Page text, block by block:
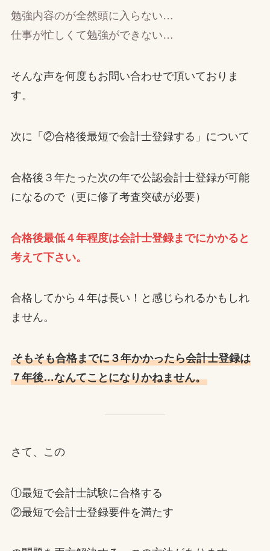
勉強内容のが全然頭に入らない…
仕事が忙しくて勉強ができない…
そんな声を何度もお問い合わせで頂いておりま
す。
次に「②合格後最短で会計士登録する」について
合格後３年たった次の年で公認会計士登録が可能
になるので（更に修了考査突破が必要）
合格後最低４年程度は会計士登録までにかかると
考えて下さい。
合格してから４年は長い！と感じられるかもしれ
ません。
そもそも合格までに３年かかったら会計士登録は
７年後…なんてことになりかねません。
さて、この
①最短で会計士試験に合格する
②最短で会計士登録要件を満たす